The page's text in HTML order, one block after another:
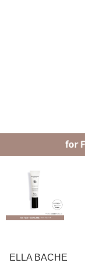
ELLA BACHE